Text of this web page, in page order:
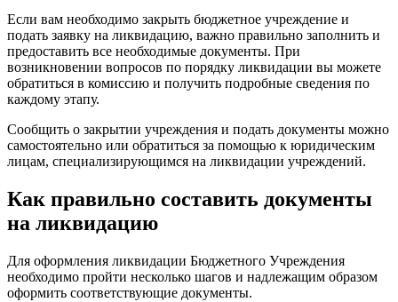
Если вам необходимо закрыть бюджетное учреждение и
подать заявку на ликвидацию, важно правильно заполнить и
предоставить все необходимые документы. При
возникновении вопросов по порядку ликвидации вы можете
обратиться в комиссию и получить подробные сведения по
каждому этапу.
Сообщить о закрытии учреждения и подать документы можно
самостоятельно или обратиться за помощью к юридическим
лицам, специализирующимся на ликвидации учреждений.
Как правильно составить документы
на ликвидацию
Для оформления ликвидации Бюджетного Учреждения
необходимо пройти несколько шагов и надлежащим образом
оформить соответствующие документы.